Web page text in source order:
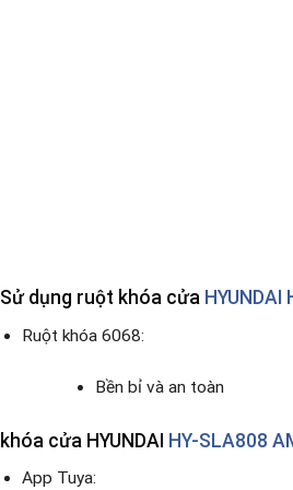
Sử dụng ruột khóa cửa HYUNDAI
Ruột khóa 6068:
Bền bỉ và an toàn
khóa cửa HYUNDAI HY-SLA808
App Tuya: